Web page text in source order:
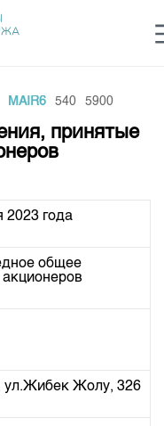
Рус Кыр Eng
MAIR6 540 5900
принятые
2023 года
общее
ул.Жибек Жолу, 326